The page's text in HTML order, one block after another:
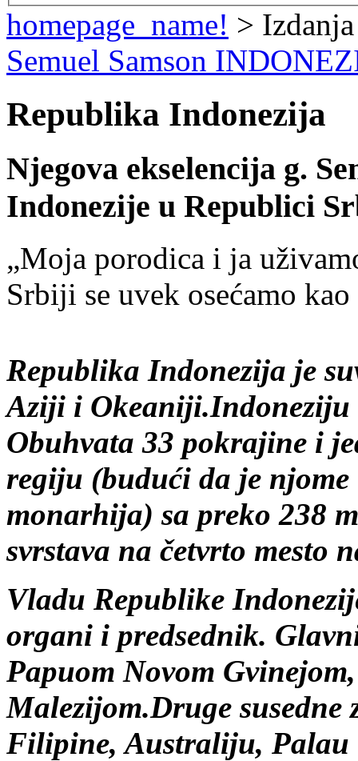
homepage_name! >
Semuel Samson
Republika Indonezija
Njegova ekselencija g.
Indonezije u Republici
„Moja porodica i ja
Srbiji se uvek osećamo
Republika Indonezija je
Aziji i Okeaniji.Indoneziju
Obuhvata 33 pokrajine i
regiju (budući da je
monarhija) sa preko 238
svrstava na četvrto mesto
Vladu Republike
organi i predsednik.
Papuom Novom
Malezijom.Druge
Filipine, Australiju,